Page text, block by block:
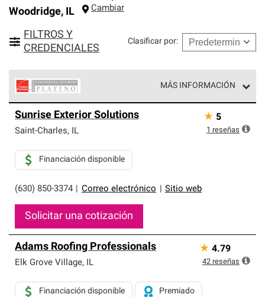
Woodridge, IL Cambiar
FILTROS Y
CREDENCIALES
Clasificar por:
MÁS INFORMACIÓN
Corning constituyen el nivel superior de nuestra red
exclusiva y cumplen con estándares estrictos de
Solo ellos pueden ofrecer nuestra mejor garantía de
sistemas de techos.
Sunrise Exterior Solutions
Saint-Charles, IL
(630) 850-3374 Correo electrónico Sitio web
Financiación disponible
Solicitar una cotización
★ 5
1 reseñas
Adams Roofing Professionals
Elk Grove Village, IL
Financiación disponible Premiado
★ 4.79
42 reseñas